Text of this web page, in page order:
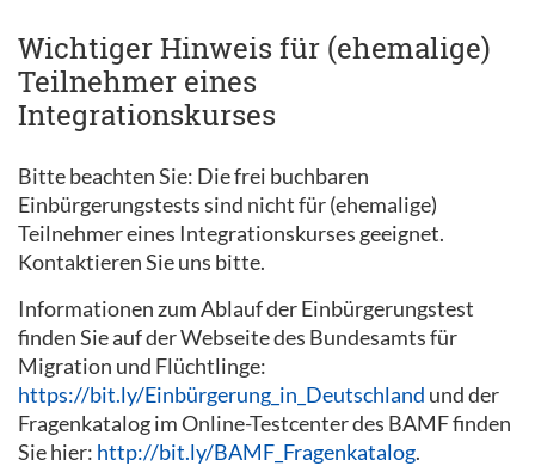
Wichtiger Hinweis für (ehemalige)
Teilnehmer eines
Integrationskurses
Bitte beachten Sie: Die frei buchbaren
Einbürgerungstests sind nicht für (ehemalige)
Teilnehmer eines Integrationskurses geeignet.
Kontaktieren Sie uns bitte.
Informationen zum Ablauf der Einbürgerungstest
finden Sie auf der Webseite des Bundesamts für
Migration und Flüchtlinge:
https://bit.ly/Einbürgerung_in_Deutschland und der
Fragenkatalog im Online-Testcenter des BAMF finden
Sie hier: http://bit.ly/BAMF_Fragenkatalog.